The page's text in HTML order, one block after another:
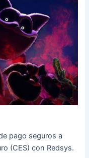
pago seguros a
(CES) con Redsys.